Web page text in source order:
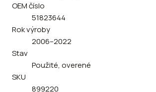
OEM číslo
51823644
Rok výroby
2006–2022
Stav
Použité, overené
SKU
899220